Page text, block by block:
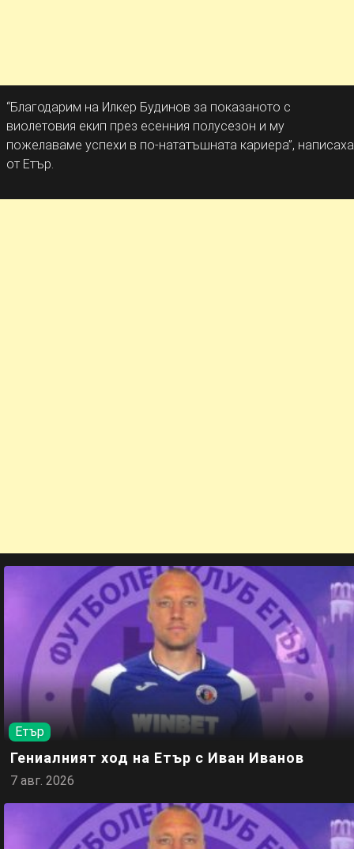
“Благодарим на Илкер Будинов за показаното с
виолетовия екип през есенния полусезон и му
пожелаваме успехи в по-нататъшната кариера”, написаха
от Етър.
Етър
Гениалният ход на Етър с Иван Иванов
7 авг. 2026